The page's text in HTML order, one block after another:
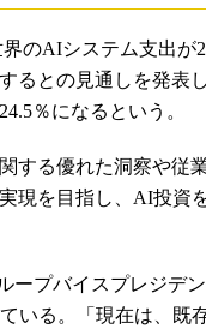
のAIシステム支出が
るとの見通しを発表
％になるという。
る優れた洞察や従
現を目指し、AI投資
プバイスプレジデ
いる。「現在は、既